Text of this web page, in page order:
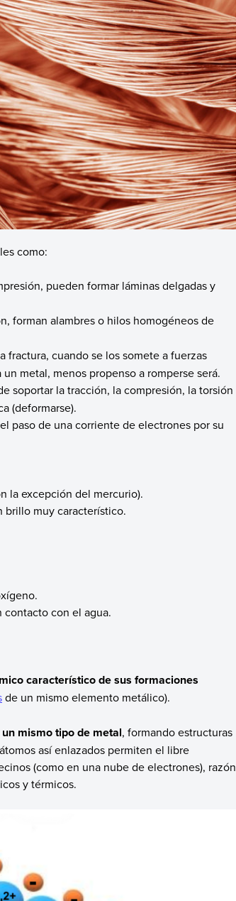
como:
pueden formar láminas delgadas y
forman alambres o hilos homogéneos de
fractura, cuando se los somete a fuerzas
metal, menos propenso a romperse será.
soportar la tracción, la compresión, la torsión
(deformarse).
paso de una corriente de electrones por su
la excepción del mercurio).
brillo muy característico.
contacto con el agua.
característico de sus formaciones
de un mismo elemento metálico).
mismo tipo de metal, formando estructuras
así enlazados permiten el libre
(como en una nube de electrones), razón
y térmicos.